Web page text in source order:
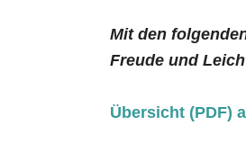
Mit den
Freude und
Übersicht (PDF)